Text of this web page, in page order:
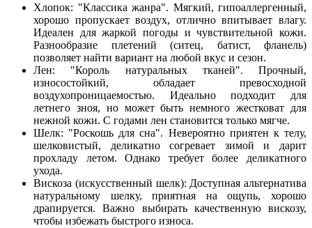
Хлопок: "Классика жанра". Мягкий, гипоаллергенный,
хорошо пропускает воздух, отлично впитывает влагу.
Идеален для жаркой погоды и чувствительной кожи.
Разнообразие плетений (ситец, батист, фланель)
позволяет найти вариант на любой вкус и сезон.
Лен: "Король натуральных тканей". Прочный,
износостойкий, обладает превосходной
воздухопроницаемостью. Идеально подходит для
летнего зноя, но может быть немного жестковат для
нежной кожи. С годами лен становится только мягче.
Шелк: "Роскошь для сна". Невероятно приятен к телу,
шелковистый, деликатно согревает зимой и дарит
прохладу летом. Однако требует более деликатного
ухода.
Вискоза (искусственный шелк): Доступная альтернатива
натуральному шелку, приятная на ощупь, хорошо
драпируется. Важно выбирать качественную вискозу,
чтобы избежать быстрого износа.